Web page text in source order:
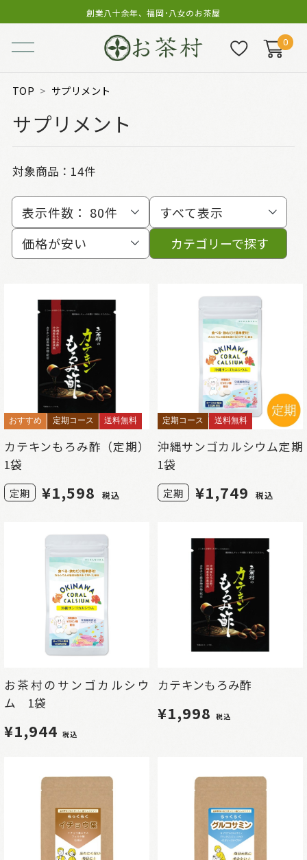
創業八十余年、福岡･八女のお茶屋
0
TOP サプリメント
サプリメント
対象商品： 14件
表示件数： 80件
すべて表示
価格が安い
カテゴリーで探す
おすすめ 定期コース 送料無料
カテキンもろみ酢（定期）
1袋
定期 ¥1,598 税込
定期コース 送料無料
沖縄サンゴカルシウム定期
1袋
定期 ¥1,749 税込
お茶村のサンゴカルシウ
ム 1袋
¥1,944 税込
カテキンもろみ酢
¥1,998 税込